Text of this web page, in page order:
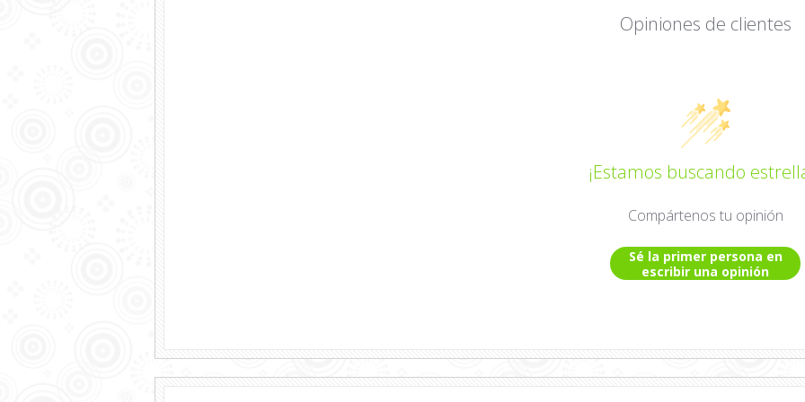
Opiniones de clientes
¡Estamos buscando
Compártenos tu opinión
Sé la primer persona en
escribir una opinión